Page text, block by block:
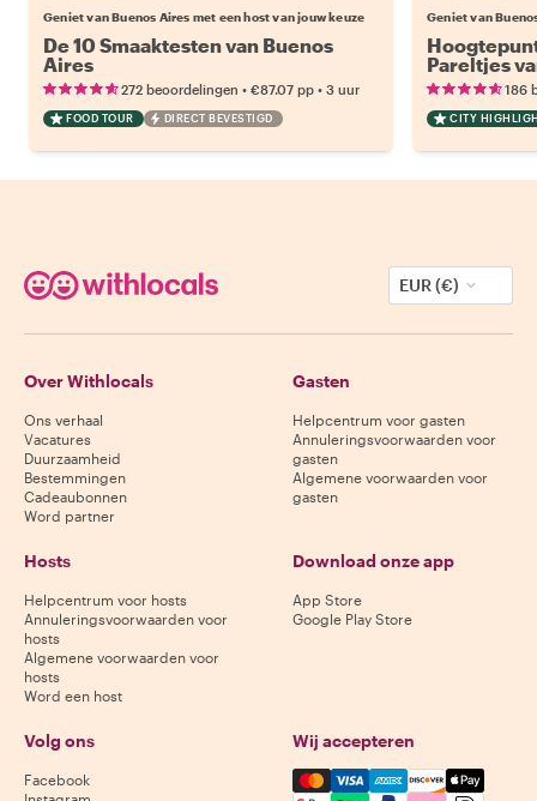
Geniet van Buenos Aires met een host van jouw keuze
De 10 Smaaktesten van Buenos
Aires
272 beoordelingen • €87.07 pp • 3 uur
FOOD TOUR DIRECT BEVESTIGD
Geniet van
Pareltjes
186
CITY
EUR (€)
Over Withlocals
Ons verhaal
Vacatures
Duurzaamheid
Bestemmingen
Cadeaubonnen
Word partner
Gasten
Helpcentrum voor gasten
Annuleringsvoorwaarden voor
gasten
Algemene voorwaarden voor
gasten
Hosts
Helpcentrum voor hosts
Annuleringsvoorwaarden voor
hosts
Algemene voorwaarden voor
hosts
Word een host
Download onze app
App Store
Google Play Store
Volg ons
Facebook
Wij accepteren
Mastercard, Visa, Amex,